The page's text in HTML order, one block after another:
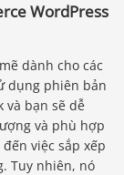
WordPress
dành cho các
dụng phiên bản
và bạn sẽ dễ
và phù hợp
việc sắp xếp
Tuy nhiên, nó